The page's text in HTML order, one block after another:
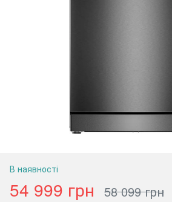
В наявності
54 999 грн 58 099 грн